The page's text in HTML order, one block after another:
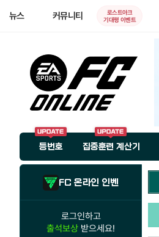
뉴스 커뮤니티
로스트아크
기대평 이벤트
등번호 집중훈련 계산기
FC 온라인 인벤
로그인하고
출석보상 받으세요!